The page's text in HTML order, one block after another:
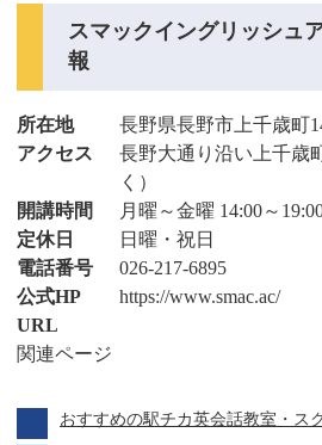
スマックイングリッシュ
報
所在地
長野県長野市上千歳町
アクセス
長野大通り沿い上千歳
く）
開講時間
月曜～金曜 14:00～
定休日
日曜・祝日
電話番号
026-217-6895
公式HP
URL
https://www.smac.ac/
関連ページ
おすすめの駅チカ英会話教室・ス